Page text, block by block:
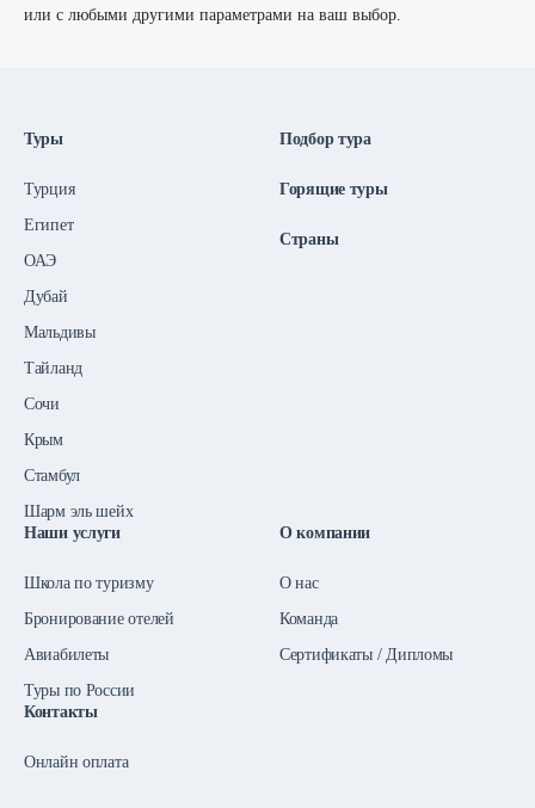
или с любыми другими параметрами на ваш выбор.
Туры
Турция
Египет
ОАЭ
Дубай
Мальдивы
Тайланд
Сочи
Крым
Стамбул
Шарм эль шейх
Подбор тура
Горящие туры
Страны
Наши услуги
Школа по туризму
Бронирование отелей
Авиабилеты
Туры по России
О компании
О нас
Команда
Сертификаты / Дипломы
Контакты
Онлайн оплата